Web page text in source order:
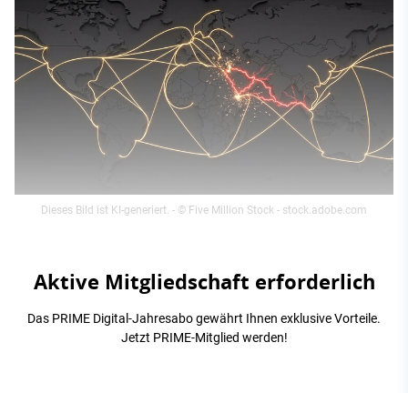
Dieses Bild ist KI-generiert. - © Five Million Stock - stock.adobe.com
Aktive Mitgliedschaft erforderlich
Das PRIME Digital-Jahresabo gewährt Ihnen exklusive Vorteile.
Jetzt PRIME-Mitglied werden!